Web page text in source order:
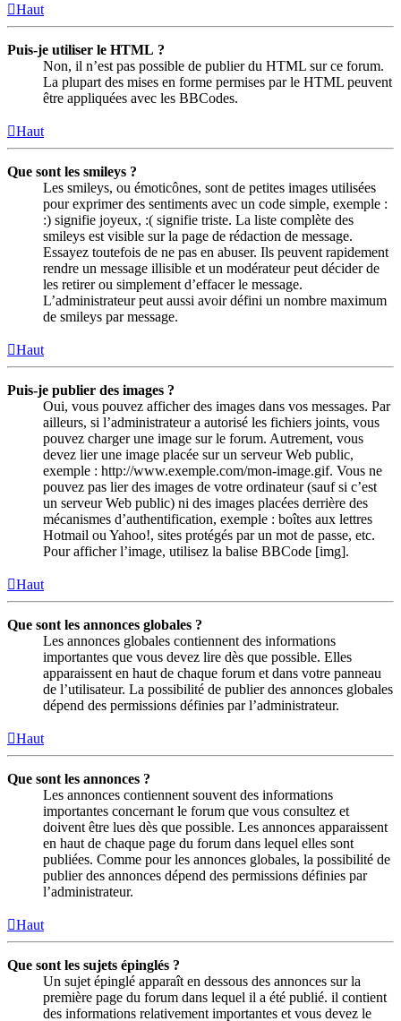
Haut
Puis-je utiliser le HTML ?
Non, il n’est pas possible de publier du HTML sur ce forum.
La plupart des mises en forme permises par le HTML peuvent
être appliquées avec les BBCodes.
Haut
Que sont les smileys ?
Les smileys, ou émoticônes, sont de petites images utilisées
pour exprimer des sentiments avec un code simple, exemple :
:) signifie joyeux, :( signifie triste. La liste complète des
smileys est visible sur la page de rédaction de message.
Essayez toutefois de ne pas en abuser. Ils peuvent rapidement
rendre un message illisible et un modérateur peut décider de
les retirer ou simplement d’effacer le message.
L’administrateur peut aussi avoir défini un nombre maximum
de smileys par message.
Haut
Puis-je publier des images ?
Oui, vous pouvez afficher des images dans vos messages. Par
ailleurs, si l’administrateur a autorisé les fichiers joints, vous
pouvez charger une image sur le forum. Autrement, vous
devez lier une image placée sur un serveur Web public,
exemple : http://www.exemple.com/mon-image.gif. Vous ne
pouvez pas lier des images de votre ordinateur (sauf si c’est
un serveur Web public) ni des images placées derrière des
mécanismes d’authentification, exemple : boîtes aux lettres
Hotmail ou Yahoo!, sites protégés par un mot de passe, etc.
Pour afficher l’image, utilisez la balise BBCode [img].
Haut
Que sont les annonces globales ?
Les annonces globales contiennent des informations
importantes que vous devez lire dès que possible. Elles
apparaissent en haut de chaque forum et dans votre panneau
de l’utilisateur. La possibilité de publier des annonces globales
dépend des permissions définies par l’administrateur.
Haut
Que sont les annonces ?
Les annonces contiennent souvent des informations
importantes concernant le forum que vous consultez et
doivent être lues dès que possible. Les annonces apparaissent
en haut de chaque page du forum dans lequel elles sont
publiées. Comme pour les annonces globales, la possibilité de
publier des annonces dépend des permissions définies par
l’administrateur.
Haut
Que sont les sujets épinglés ?
Un sujet épinglé apparaît en dessous des annonces sur la
première page du forum dans lequel il a été publié. il contient
des informations relativement importantes et vous devez le